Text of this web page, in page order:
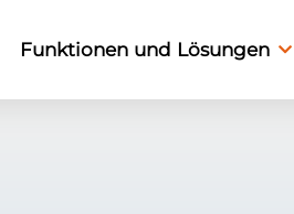
Funktionen und Lösungen